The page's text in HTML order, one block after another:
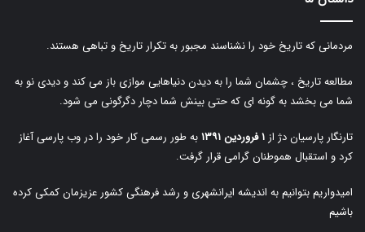
مردمانی که تاریخ خود را نشناسند مجبور به تکرار تاریخ و تباهی هستند.
مطالعه تاریخ ، چشمان شما را به دیدن دنیاهایی موازی باز می کند و دیدی نو به
شما می بخشد به گونه ای که حتی بینش شما دچار دگرگونی می شود.
تارنگار پارسیان دژ از ۱ فروردین ۱۳۹۱
به طور رسمی کار خود را در وب پارسی آغاز
کرد و استقبال هموطنان گرامی قرار گرفت.
امیدواریم بتوانیم به اندیشه ایرانشهری و رشد فرهنگی کشور عزیزمان کمکی کرده
باشیم